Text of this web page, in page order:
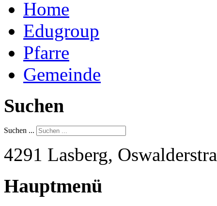
Home
Edugroup
Pfarre
Gemeinde
Suchen
Suchen ...
4291 Lasberg,
Hauptmenü